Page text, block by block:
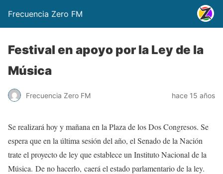
Frecuencia Zero FM
Festival en apoyo por la Ley de la
Música
Frecuencia Zero FM hace 15 años
Se realizará hoy y mañana en la Plaza de los Dos Congresos. Se
espera que en la última sesión del año, el Senado de la Nación
trate el proyecto de ley que establece un Instituto Nacional de la
Música. De no hacerlo, caerá el estado parlamentario de la ley.